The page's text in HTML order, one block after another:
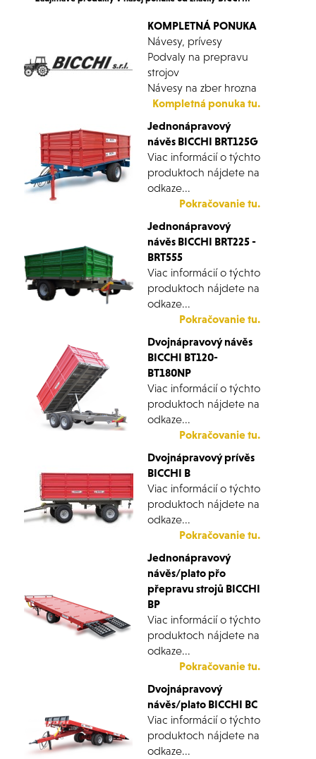
KOMPLETNÁ PONUKA
Návesy, prívesy
Podvaly na prepravu
strojov
Návesy na zber hrozna
Kompletná ponuka tu.
Jednonápravový
návěs BICCHI BRT125G
Viac informácií o týchto
produktoch nájdete na
odkaze...
Pokračovanie tu.
Jednonápravový
návěs BICCHI BRT225 -
BRT555
Viac informácií o týchto
produktoch nájdete na
odkaze...
Pokračovanie tu.
Dvojnápravový návěs
BICCHI BT120-
BT180NP
Viac informácií o týchto
produktoch nájdete na
odkaze...
Pokračovanie tu.
Dvojnápravový prívěs
BICCHI B
Viac informácií o týchto
produktoch nájdete na
odkaze...
Pokračovanie tu.
Jednonápravový
návěs/plato přo
přepravu strojů BICCHI
BP
Viac informácií o týchto
produktoch nájdete na
odkaze...
Pokračovanie tu.
Dvojnápravový
návěs/plato BICCHI BC
Viac informácií o týchto
produktoch nájdete na
odkaze...